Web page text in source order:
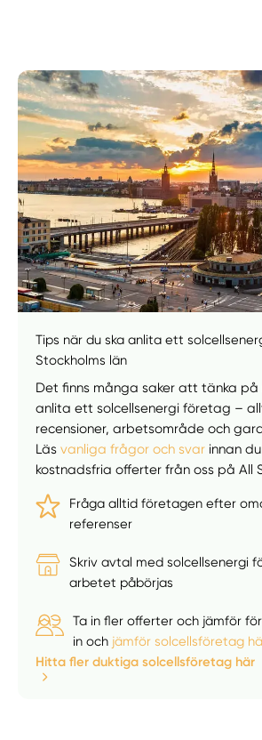
Manuellt Få hjälp
Välj tillvägagångssätt
Tips när du ska anlita ett
Stockholms län
Det finns många saker att tänka på
anlita ett solcellsenergi företag –
recensioner, arbetsområde och
Läsvanliga frågor och svar innan
kostnadsfria offerter från oss på All
Fråga alltid företagen efter
referenser
Skriv avtal med solcellsenergi
arbetet påbörjas
Ta in fler offerter och jämför
in och jämför solcellsföretag
Hitta fler duktiga solcellsföretag här